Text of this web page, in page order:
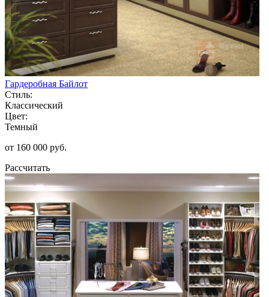
Гардеробная Байлот
Стиль:
Классический
Цвет:
Темный
от 160 000 руб.
Рассчитать